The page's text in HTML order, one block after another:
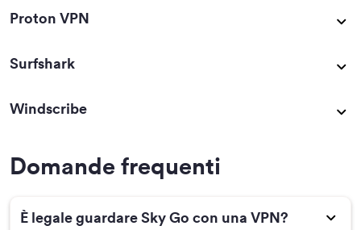
Proton VPN
Surfshark
Windscribe
Domande frequenti
È legale guardare Sky Go con una VPN?